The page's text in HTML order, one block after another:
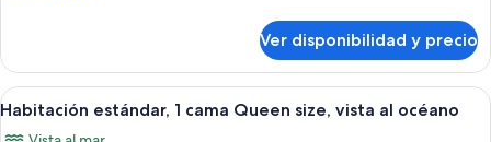
King
size
estándar,
cama
Ver disponibilidad y precio
Ver
todas
Una habitación de hotel con cama,
8
Habitación estándar, 1 cama Queen size, vista al océano